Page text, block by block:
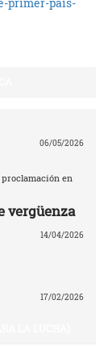
06/05/2026
en
vergüenza
14/04/2026
17/02/2026